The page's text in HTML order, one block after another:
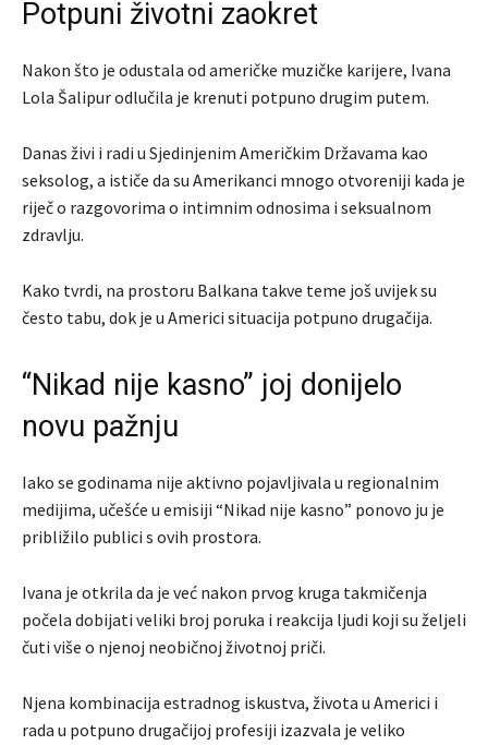
Potpuni životni zaokret
Nakon što je odustala od američke muzičke karijere, Ivana
Lola Šalipur odlučila je krenuti potpuno drugim putem.
Danas živi i radi u Sjedinjenim Američkim Državama kao
seksolog, a ističe da su Amerikanci mnogo otvoreniji kada je
riječ o razgovorima o intimnim odnosima i seksualnom
zdravlju.
Kako tvrdi, na prostoru Balkana takve teme još uvijek su
često tabu, dok je u Americi situacija potpuno drugačija.
“Nikad nije kasno” joj donijelo
novu pažnju
Iako se godinama nije aktivno pojavljivala u regionalnim
medijima, učešće u emisiji “Nikad nije kasno” ponovo ju je
približilo publici s ovih prostora.
Ivana je otkrila da je već nakon prvog kruga takmičenja
počela dobijati veliki broj poruka i reakcija ljudi koji su željeli
čuti više o njenoj neobičnoj životnoj priči.
Njena kombinacija estradnog iskustva, života u Americi i
rada u potpuno drugačijoj profesiji izazvala je veliko